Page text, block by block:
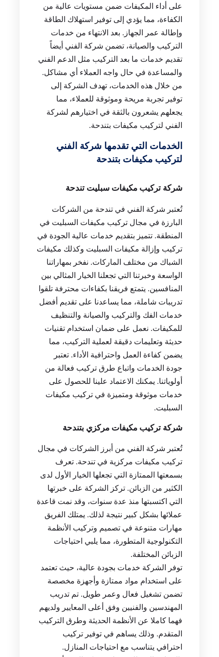
على أداء المكيفات ضمن مستويات عالية من
الكفاءة، مما يؤدي إلى توفير استهلاك الطاقة
وإطالة عمر الجهاز. بعد الانتهاء من خدمات
التركيب والصيانة، تضمن شركة الفني أيضاً
تقديم خدمات ما بعد التركيب مثل الدعم الفني
والمساعدة في حال واجه العملاء أي مشاكل.
من خلال هذه الخدمات، تهدف الشركة إلى
توفير تجربة مريحة وموثوقة للعملاء، مما
يجعلهم يشعرون بالثقة في اختيارهم لشركة
الفني لتركيب مكيفات بتندحة.
الخدمات التي تقدمها شركة الفني
لتركيب مكيفات بتندحة
شركة تركيب مكيفات سبليت تندحة
تُعتبر شركة الفني في تندحة من الشركات
البارزة في مجال تركيب مكيفات السبليت في
المنطقة. تتميز بتقديم خدمات عالية الجودة في
تركيب وإزالة مكيفات السبليت وكذلك مكيفات
الشباك من مختلف الماركات. نفخر بمهاراتنا
الواسعة وخبرتنا التي تجعلنا الخيار المثالي بين
المنافسين. يتمتع فريقنا بكفاءات محترفة تلقوا
تدريبات شاملة، مما يساعدنا على تقديم أفضل
خدمات الفك والتركيب والصيانة والتنظيف
للمكيفات. نعمل على ضمان استخدام تقنيات
حديثة وتعليمات دقيقة لعملية التركيب، مما
يضمن كفاءة العمل واحترافية الأداء. تعتبر
جودة الخدمات واتباع طرق تركيب فعالة من
أولوياتنا. يمكنك الاعتماد علينا للحصول على
خدمات موثوقة ومتميزة في تركيب مكيفات
السبليت.
شركة تركيب مكيفات مركزي بتندحة
تُعتبر شركة الفني من أبرز الشركات في مجال
تركيب مكيفات مركزية في تندحة. تعرف
بسمعتها الممتازة التي تجعلها الخيار الأول لدى
الكثير من الزبائن. تركز الشركة على خبرتها
التي اكتسبتها منذ عدة سنوات، وقد نمت قاعدة
عملائها بشكل كبير نتيجة لذلك. يمتلك الفريق
مهارات متنوعة في تصميم وتركيب الأنظمة
التكنولوجية المتطورة، مما يلبي احتياجات
الزبائن المختلفة.
توفر الشركة خدمات بجودة عالية، حيث تعتمد
على استخدام مواد ممتازة وأجهزة مخصصة
تضمن تشغيل فعال وعمر طويل. تم تدريب
المهندسين والفنيين وفق أعلى المعايير ولديهم
فهما كاملا عن الأنظمة الحديثة وطرق التركيب
المتقدم. وذلك يساهم في توفير تركيب
احترافي يتناسب مع احتياجات المنازل.